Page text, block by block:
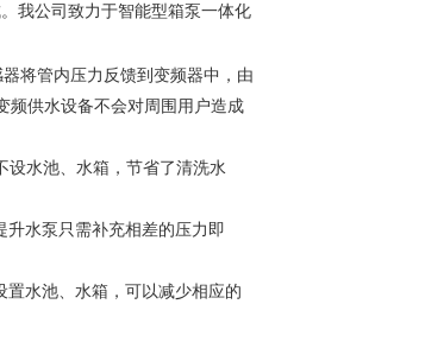
我公司致力于智能型箱泵一体化
将管内压力反馈到变频器中，由
频供水设备不会对周围用户造成
设水池、水箱，节省了清洗水
水泵只需补充相差的压力即
水池、水箱，可以减少相应的